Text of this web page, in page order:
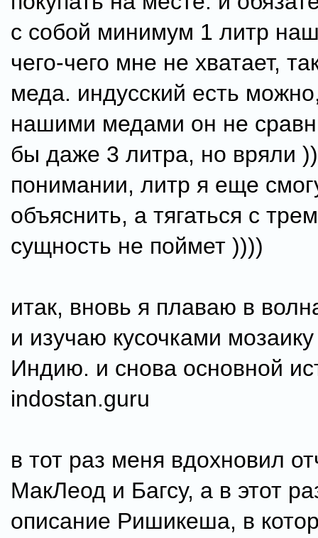
с собой минимум 1 литр
чего-чего мне не хватает,
меда. индусский есть
нашими медами он не
бы даже 3 литра, но вряли
понимании, литр я еще
объяснить, а тягаться с
сущность не поймет ))))
итак, вновь я плаваю в
и изучаю кусочками
Индию. и снова основной
indostan.guru
в тот раз меня вдохновил
МакЛеод и Багсу, а в этот
описание Ришикеша, в